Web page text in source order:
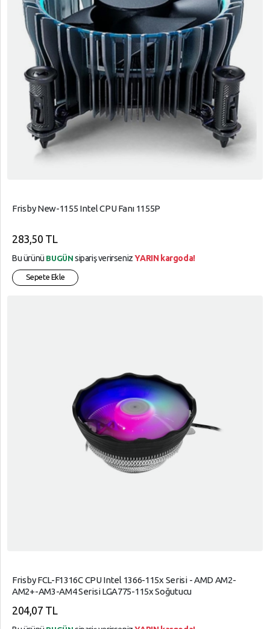
Frisby New-1155 Intel CPU Fanı 1155P
283,50 TL
Bu ürünü BUGÜN sipariş verirsenizYARIN kargoda!
Sepete Ekle
Frisby FCL-F1316C CPU Intel 1366-115x Serisi - AMD AM2-
AM2+-AM3-AM4 Serisi LGA775-115x Soğutucu
204,07 TL